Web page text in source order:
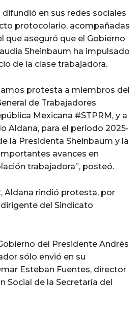
en sus redes sociales
protocolario, acompañadas
que aseguró que el Gobierno
Sheinbaum ha impulsado
de la clase trabajadora.
protesta a miembros del
de Trabajadores
Mexicana #STPRM, y a
Aldana, para el periodo 2025-
la Presidenta Sheinbaum y la
avances en
trabajadora”, posteó.
Aldana rindió protesta, por
del Sindicato
del Presidente Andrés
sólo envió en su
Esteban Fuentes, director
Social de la Secretaría del